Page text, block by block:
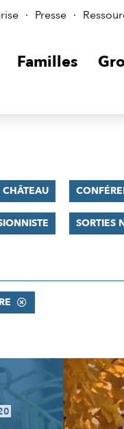
Presse
Familles
CHÂTEAU
SORTIES